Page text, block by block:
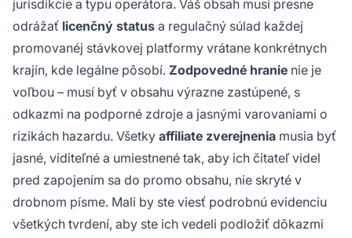
jurisdikcie a typu operátora. Váš obsah musí presne
odrážať licenčný status a regulačný súlad každej
promovanéj stávkovej platformy vrátane konkrétnych
krajín, kde legálne pôsobí. Zodpovedné hranie nie je
voľbou – musí byť v obsahu výrazne zastúpené, s
odkazmi na podporné zdroje a jasnými varovaniami o
rizikách hazardu. Všetky affiliate zverejnenia musia byť
jasné, viditeľné a umiestnené tak, aby ich čitateľ videl
pred zapojením sa do promo obsahu, nie skryté v
drobnom písme. Mali by ste viesť podrobnú evidenciu
všetkých tvrdení, aby ste ich vedeli podložiť dôkazmi